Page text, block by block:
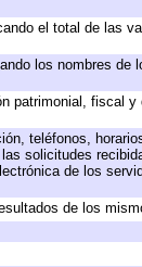
el total de las
los nombres de
patrimonial, fiscal
teléfonos,
solicitudes
de los
de los